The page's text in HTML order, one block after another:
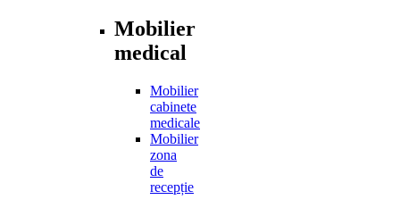
Mobilier
medical
Mobilier
cabinete
medicale
Mobilier
zona
de
recepție